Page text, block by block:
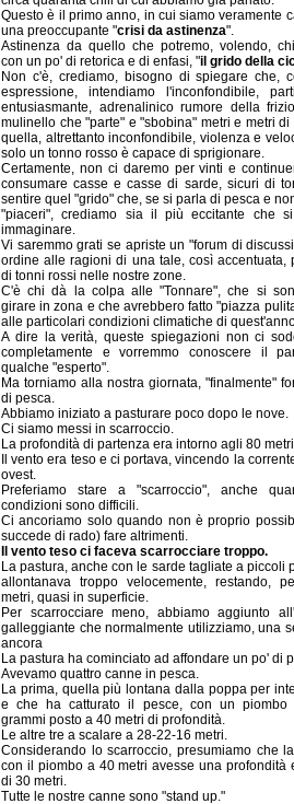
Questo è il primo anno, in cui siamo veramente
una preoccupante "crisi da astinenza".
Astinenza da quello che potremo, volendo,
con un po' di retorica e di enfasi, "il grido della
Non c'è, crediamo, bisogno di spiegare che,
espressione, intendiamo l'inconfondibile,
entusiasmante, adrenalinico rumore della
mulinello che "parte" e "sbobina" metri e metri di
quella, altrettanto inconfondibile, violenza e
solo un tonno rosso è capace di sprigionare.
Certamente, non ci daremo per vinti e
consumare casse e casse di sarde, sicuri di
sentire quel "grido" che, se si parla di pesca e
"piaceri", crediamo sia il più eccitante che
immaginare.
Vi saremmo grati se apriste un "forum di
ordine alle ragioni di una tale, così accentuata,
di tonni rossi nelle nostre zone.
C'è chi dà la colpa alle "Tonnare", che si
girare in zona e che avrebbero fatto "piazza
alle particolari condizioni climatiche di
A dire la verità, queste spiegazioni non ci
completamente e vorremmo conoscere il
qualche "esperto".
Ma torniamo alla nostra giornata, "finalmente"
di pesca.
Abbiamo iniziato a pasturare poco dopo le nove.
Ci siamo messi in scarroccio.
La profondità di partenza era intorno agli 80
Il vento era teso e ci portava, vincendo la
ovest.
Preferiamo stare a "scarroccio", anche
condizioni sono difficili.
Ci ancoriamo solo quando non è proprio
succede di rado) fare altrimenti.
Il vento teso ci faceva scarrocciare troppo.
La pastura, anche con le sarde tagliate a piccoli
allontanava troppo velocemente, restando,
metri, quasi in superficie.
Per scarrocciare meno, abbiamo aggiunto
galleggiante che normalmente utilizziamo, una
ancora
La pastura ha cominciato ad affondare un po' di
Avevamo quattro canne in pesca.
La prima, quella più lontana dalla poppa per
e che ha catturato il pesce, con un piombo
grammi posto a 40 metri di profondità.
Le altre tre a scalare a 28-22-16 metri.
Considerando lo scarroccio, presumiamo che
con il piombo a 40 metri avesse una profondità
di 30 metri.
Tutte le nostre canne sono "stand up."